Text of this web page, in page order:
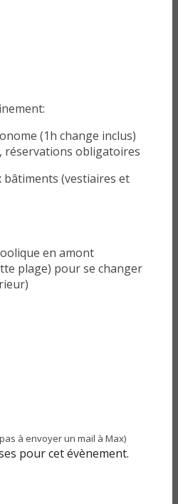
(1h change inclus)
réservations obligatoires
bâtiments (vestiaires et
en amont
plage) pour se changer
à envoyer un mail à Max)
pour cet évènement.